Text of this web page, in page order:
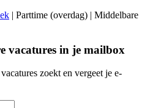
| Parttime (overdag) | Middelbare
vacatures in je mailbox
zoekt en vergeet je e-